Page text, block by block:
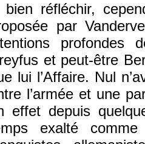
bien réfléchir,
par
profondes
et peut-être
lui l’Affaire. Nul
l’armée et une
effet depuis
exalté